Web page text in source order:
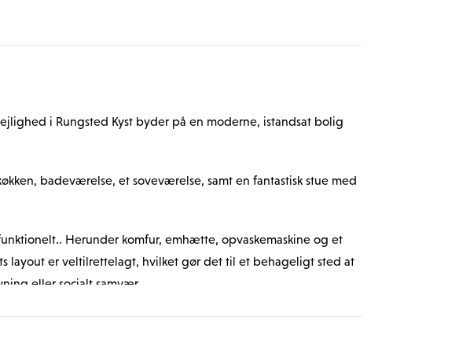
i Rungsted Kyst byder på en moderne, istandsat bolig
badeværelse, et soveværelse, samt en fantastisk stue med
Herunder komfur, emhætte, opvaskemaskine og et
layout er veltilrettelagt, hvilket gør det til et behageligt sted at
eller socialt samvær.